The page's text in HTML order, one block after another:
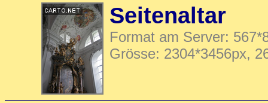
Seitenaltar
Format am Server:
Grösse: 2304*3456px,